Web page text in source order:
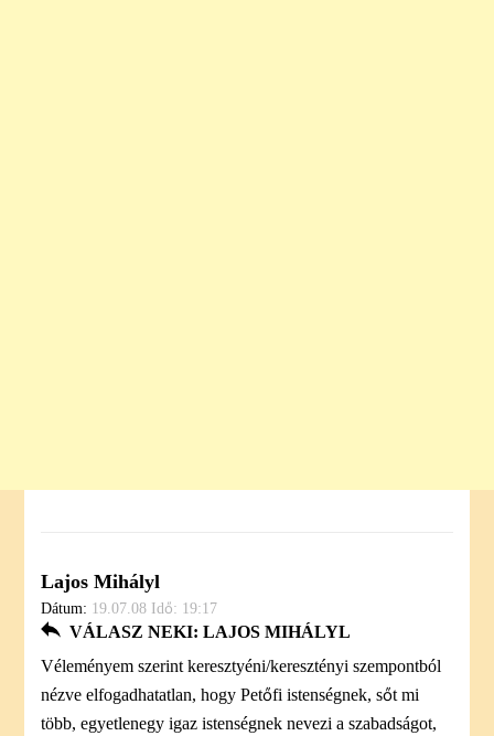
Lajos Mihályl
Dátum: 19.07.08 Idő: 19:17
VÁLASZ NEKI: LAJOS MIHÁLYL
Véleményem szerint keresztyéni/keresztényi szempontból
nézve elfogadhatatlan, hogy Petőfi istenségnek, sőt mi
több, egyetlenegy igaz istenségnek nevezi a szabadságot,